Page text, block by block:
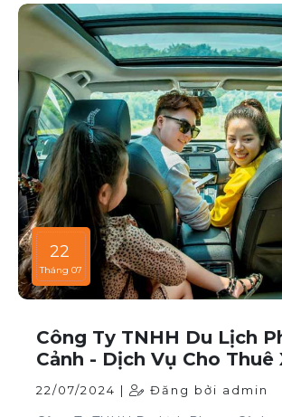
22
Tháng 07
Công Ty TNHH Du Lịch
Cảnh - Dịch Vụ Cho Thuê
Lượng Cao Tại TP HCM
22/07/2024 | Đăng bởi admin